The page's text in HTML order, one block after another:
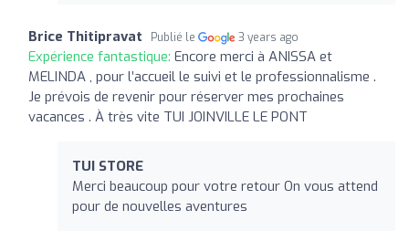
Brice Thitipravat Publié le 3 years ago
Expérience fantastique: Encore merci à ANISSA et
MELINDA , pour l’accueil le suivi et le professionnalisme .
Je prévois de revenir pour réserver mes prochaines
vacances . À très vite TUI JOINVILLE LE PONT
TUI STORE
Merci beaucoup pour votre retour On vous attend
pour de nouvelles aventures